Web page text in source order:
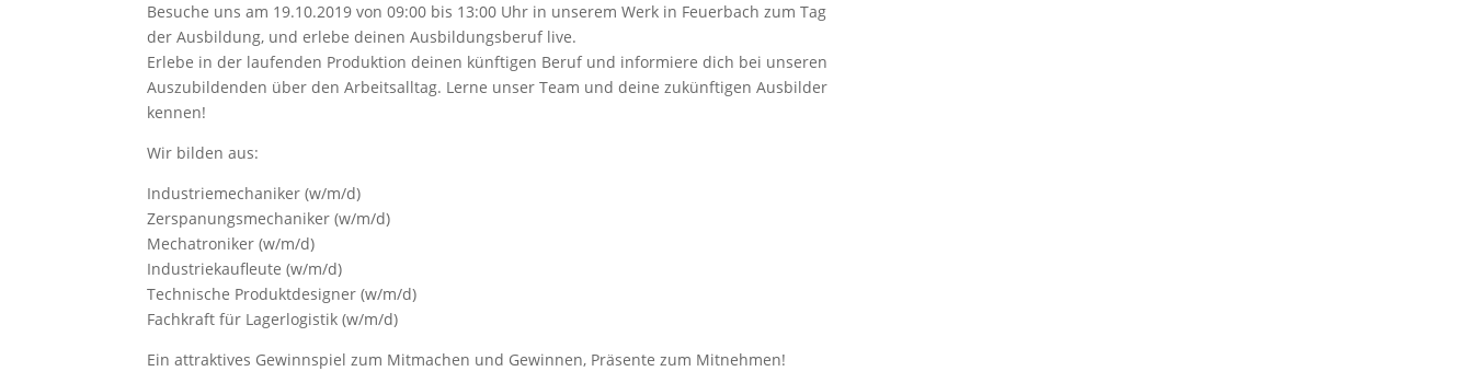
Besuche uns am 19.10.2019 von 09:00 bis 13:00 Uhr in unserem Werk in Feuerbach zum Tag
der Ausbildung, und erlebe deinen Ausbildungsberuf live.
Erlebe in der laufenden Produktion deinen künftigen Beruf und informiere dich bei unseren
Auszubildenden über den Arbeitsalltag. Lerne unser Team und deine zukünftigen Ausbilder
kennen!
Wir bilden aus:
Industriemechaniker (w/m/d)
Zerspanungsmechaniker (w/m/d)
Mechatroniker (w/m/d)
Industriekaufleute (w/m/d)
Technische Produktdesigner (w/m/d)
Fachkraft für Lagerlogistik (w/m/d)
Ein attraktives Gewinnspiel zum Mitmachen und Gewinnen, Präsente zum Mitnehmen!